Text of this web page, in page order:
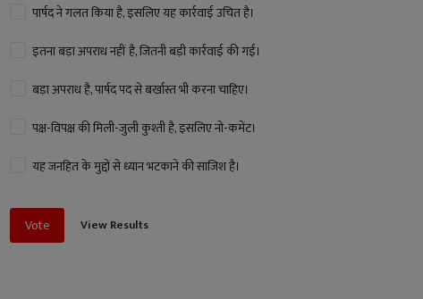
पार्षद ने गलत किया है, इसलिए यह कार्रवाई उचित है।
इतना बड़ा अपराध नहीं है, जितनी बड़ी कार्रवाई की गई।
बड़ा अपराध है, पार्षद पद से बर्खास्त भी करना चाहिए।
पक्ष-विपक्ष की मिली-जुली कुश्ती है, इसलिए नो-कमेंट।
यह जनहित के मुद्दों से ध्यान भटकाने की साजिश है।
Vote View Results